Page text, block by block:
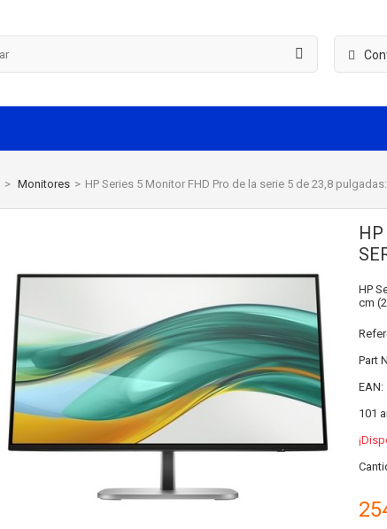
> Monitores > HP Series 5 Monitor FHD Pro de la serie 5 de 23,8
HP
cm
Part
EAN:
101